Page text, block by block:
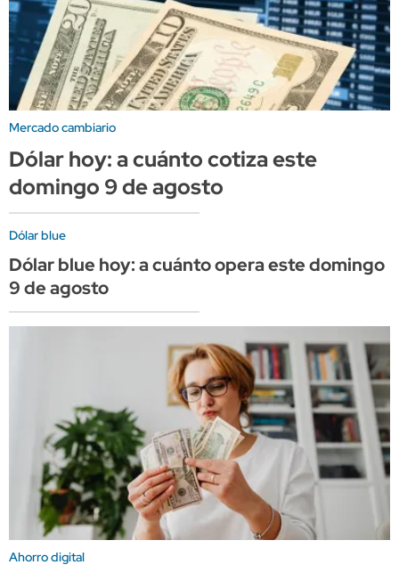
Mercado cambiario
Dólar hoy: a cuánto cotiza este
domingo 9 de agosto
Dólar blue
Dólar blue hoy: a cuánto opera este domingo
9 de agosto
Ahorro digital